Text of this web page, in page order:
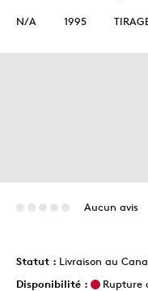
N/A 1995
Aucun avis
Statut : Livraison au
Disponibilité :
Rupture